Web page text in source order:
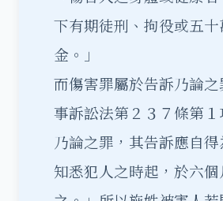
下有期徒刑、拘役或五
金。」
而傷害罪屬於告訴乃論
事訴訟法第２３７條第
乃論之罪，其告訴應自
知悉犯人之時起，於六